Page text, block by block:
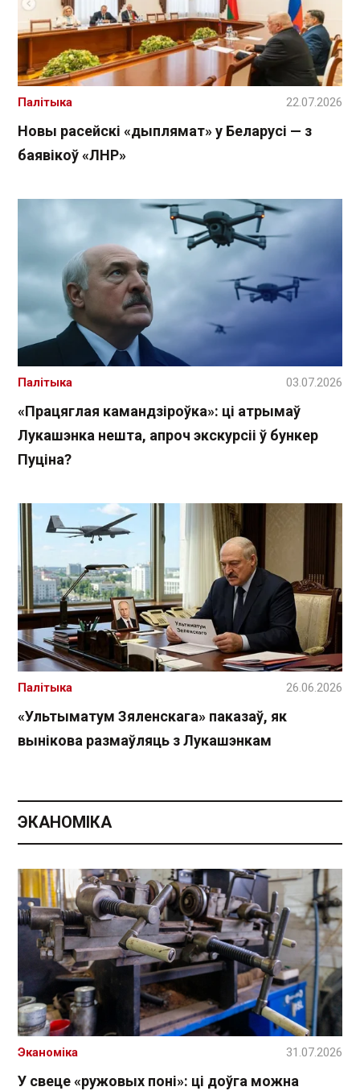
Новы расейскі «дыплямат» у Беларусі — з
баявікоў «ЛНР»
Палітыка 22.07.2026
«Працяглая камандзіроўка»: ці атрымаў
Лукашэнка нешта, апроч экскурсіі ў бункер
Пуціна?
Палітыка 03.07.2026
«Ультыматум Зяленскага» паказаў, як
вынікова размаўляць з Лукашэнкам
Палітыка 26.06.2026
ЭКАНОМІКА
У свеце «ружовых поні»: ці доўга можна
Эканоміка 31.07.2026